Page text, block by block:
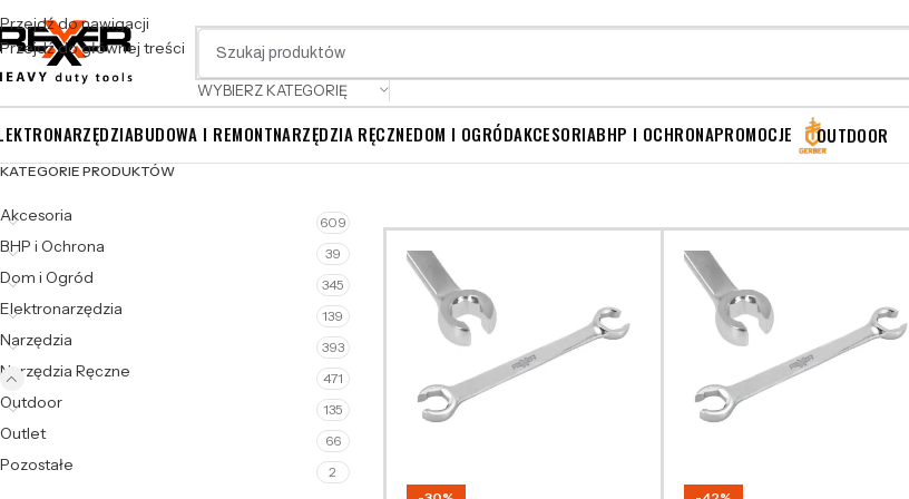
Przejdź do nawigacji
Przejdź do głównej treści
WYBIERZ KATEGORIĘ
BUDOWA I REMONTNARZĘDZIA RĘCZNEDOM I OGRÓDAKCESORIABHP I OCHRONAPROMOCJE OUTDOOR
KATEGORIE PRODUKTÓW
Akcesoria 609
BHP i Ochrona 39
Dom i Ogród 345
Elektronarzędzia 139
Narzędzia 393
Narzędzia Ręczne 471
Outdoor 135
Outlet 66
Pozostałe 2